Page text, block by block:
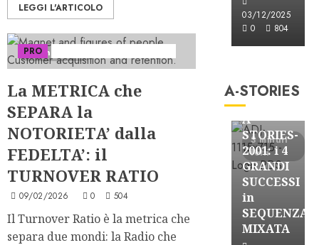
LEGGI L'ARTICOLO
3 minuti letti
PRO
La METRICA che
SEPARA la
NOTORIETA’ dalla
FEDELTA’: il
TURNOVER RATIO
09/02/2026 0 504
Il Turnover Ratio è la metrica che
separa due mondi: la Radio che
03/12/2025
0
804
A-STORIES
3 minuti
letti
Formazione
A-
STORIES-
2001: i 4
GRANDI
SUCCESSI
in
SEQUENZA
MIXATA
A-Stories
Formazione